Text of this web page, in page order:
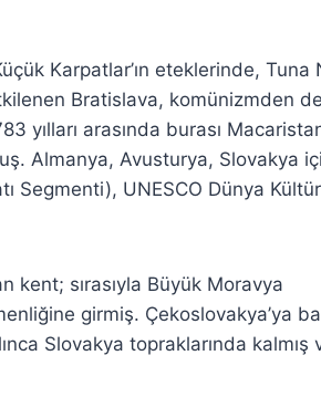
Karpatlar’ın eteklerinde, Tuna
Bratislava, komünizmden
yılları arasında burası
Almanya, Avusturya, Slovakya
Segmenti), UNESCO Dünya
kent; sırasıyla Büyük Moravya
girmiş. Çekoslovakya’ya
Slovakya topraklarında kalmış